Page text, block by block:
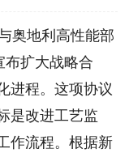
地利高性能部
布扩大战略合
进程。这项协议
是改进工艺监
作流程。根据新